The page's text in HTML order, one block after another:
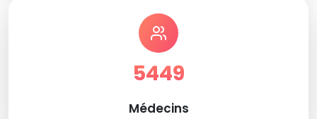
5449
Médecins